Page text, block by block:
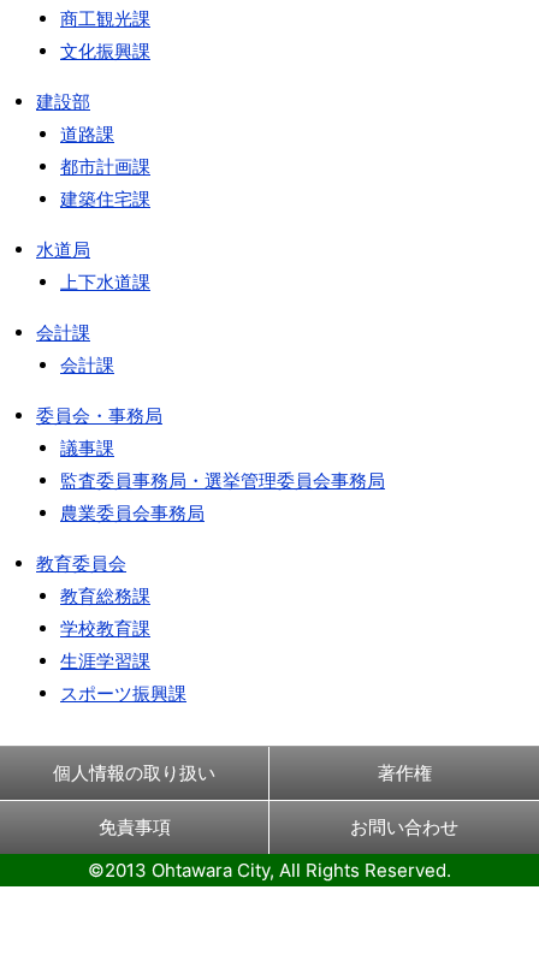
商工観光課
文化振興課
建設部
道路課
都市計画課
建築住宅課
水道局
上下水道課
会計課
会計課
委員会・事務局
議事課
監査委員事務局・選挙管理委員会事務局
農業委員会事務局
教育委員会
教育総務課
学校教育課
生涯学習課
スポーツ振興課
個人情報の取り扱い 著作権
免責事項
お問い合わせ
©2013 Ohtawara City, All Rights Reserved.